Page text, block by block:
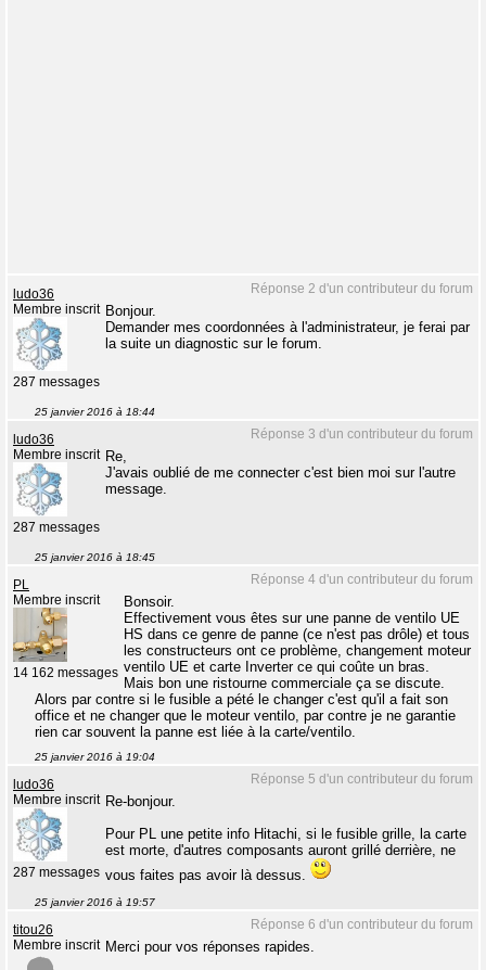
Réponse 2 d'un contributeur du forum
ludo36
Membre inscrit
287 messages
Bonjour.
Demander mes coordonnées à l'administrateur, je ferai par
la suite un diagnostic sur le forum.
25 janvier 2016 à 18:44
Réponse 3 d'un contributeur du forum
ludo36
Membre inscrit
287 messages
Re,
J'avais oublié de me connecter c'est bien moi sur l'autre
message.
25 janvier 2016 à 18:45
Réponse 4 d'un contributeur du forum
PL
Membre inscrit
14 162 messages
Bonsoir.
Effectivement vous êtes sur une panne de ventilo UE
HS dans ce genre de panne (ce n'est pas drôle) et tous
les constructeurs ont ce problème, changement moteur
ventilo UE et carte Inverter ce qui coûte un bras.
Mais bon une ristourne commerciale ça se discute.
Alors par contre si le fusible a pété le changer c'est qu'il a fait son
office et ne changer que le moteur ventilo, par contre je ne garantie
rien car souvent la panne est liée à la carte/ventilo.
25 janvier 2016 à 19:04
Réponse 5 d'un contributeur du forum
ludo36
Membre inscrit
287 messages
Re-bonjour.
Pour PL une petite info Hitachi, si le fusible grille, la carte
est morte, d'autres composants auront grillé derrière, ne
vous faites pas avoir là dessus.
25 janvier 2016 à 19:57
Réponse 6 d'un contributeur du forum
titou26
Membre inscrit Merci pour vos réponses rapides.